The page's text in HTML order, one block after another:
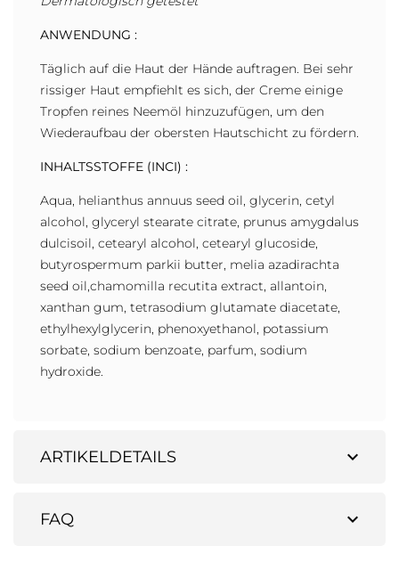
ANWENDUNG :
Täglich auf die Haut der Hände auftragen. Bei sehr
rissiger Haut empfiehlt es sich, der Creme einige
Tropfen reines Neemöl hinzuzufügen, um den
Wiederaufbau der obersten Hautschicht zu fördern.
INHALTSSTOFFE (INCI) :
Aqua, helianthus annuus seed oil, glycerin, cetyl
alcohol, glyceryl stearate citrate, prunus amygdalus
dulcisoil, cetearyl alcohol, cetearyl glucoside,
butyrospermum parkii butter, melia azadirachta
seed oil,chamomilla recutita extract, allantoin,
xanthan gum, tetrasodium glutamate diacetate,
ethylhexylglycerin, phenoxyethanol, potassium
sorbate, sodium benzoate, parfum, sodium
hydroxide.
expand_more
ARTIKELDETAILS
expand_more
FAQ